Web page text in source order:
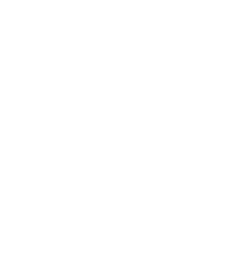
x Air Force 1 Low Eyes